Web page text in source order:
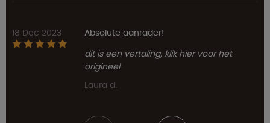
18 Dec 2023
Absolute aanrader!
dit is een vertaling, klik hier voor het
origineel
Laura d.